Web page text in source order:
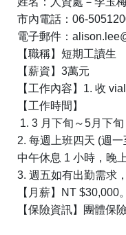
市內電話： 06-
電子郵件：
【職稱】短期工讀生
【薪資】 3萬元
【工作內容】 1. 收 vial
【工作時間】
1. 3 月下旬～5月下
2. 每週上班四天 (週一
中午休息 1 小時，晚
3. 週五如有出勤需求
【月薪】
NT $30,000。
【保險資訊】團體保